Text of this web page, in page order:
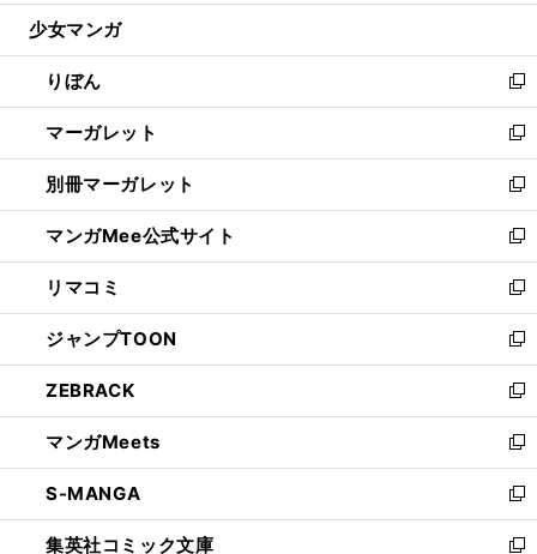
ウ
開
く
ン
ウ
で
開
く
ウ
ン
ド
ウ
で
開
く
し
ウ
ィ
ン
ド
ウ
で
開
く
少女マンガ
りぼん
新
し
い
ウ
ィ
ン
ド
ウ
で
開
く
マーガレット
新
し
い
ウ
ィ
ン
ド
ウ
で
開
く
別冊マーガレット
新
し
い
ウ
ィ
ン
ド
ウ
で
開
く
マンガMee公式サイト
新
し
い
ウ
ィ
ン
ド
ウ
で
開
く
リマコミ
新
し
い
ウ
ィ
ン
ド
ウ
で
開
く
ジャンプTOON
新
し
い
ウ
ィ
ン
ド
ウ
で
ZEBRACK
新
し
い
ウ
ィ
ン
ド
マンガMeets
新
し
い
ウ
ィ
S-MANGA
新
し
い
集英社コミック文庫